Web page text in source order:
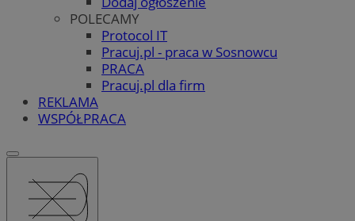
POLECAMY
Protocol IT
Pracuj.pl - praca w Sosnowcu
PRACA
Pracuj.pl dla firm
REKLAMA
WSPÓŁPRACA